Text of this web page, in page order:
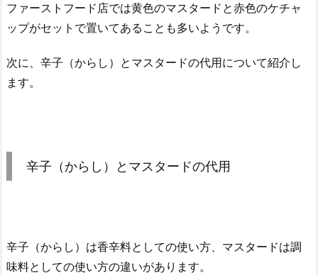
ファーストフード店では黄色のマスタードと赤色のケチャ
ップがセットで置いてあることも多いようです。
次に、辛子（からし）とマスタードの代用について紹介し
ます。
辛子（からし）とマスタードの代用
辛子（からし）は香辛料としての使い方、マスタードは調
味料としての使い方の違いがあります。